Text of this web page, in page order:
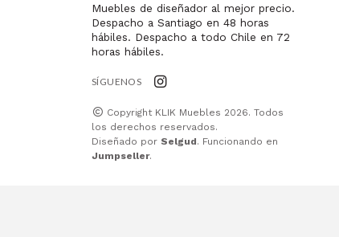
Muebles de diseñador al mejor precio.
Despacho a Santiago en 48 horas
hábiles. Despacho a todo Chile en 72
horas hábiles.
SÍGUENOS
Copyright KLIK Muebles 2026. Todos
los derechos reservados.
Diseñado por Selgud. Funcionando en
Jumpseller.